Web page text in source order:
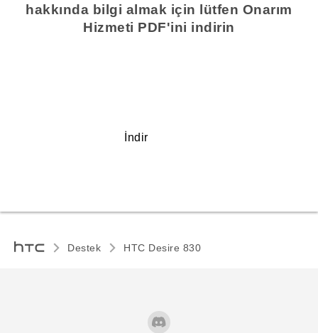
hakkında bilgi almak için lütfen Onarım
Hizmeti PDF'ini indirin
İndir
Destek HTC Desire 830‎